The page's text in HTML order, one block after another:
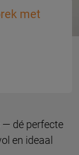
met
— dé perfecte
en ideaal